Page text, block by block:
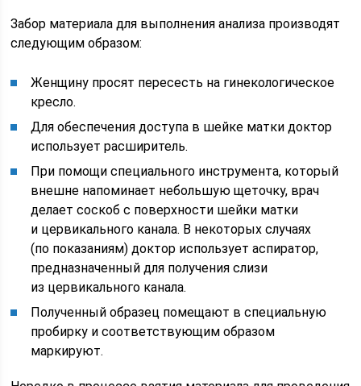
Забор материала для выполнения анализа производят
следующим образом:
Женщину просят пересесть на гинекологическое
кресло.
Для обеспечения доступа в шейке матки доктор
использует расширитель.
При помощи специального инструмента, который
внешне напоминает небольшую щеточку, врач
делает соскоб с поверхности шейки матки
и цервикального канала. В некоторых случаях
(по показаниям) доктор использует аспиратор,
предназначенный для получения слизи
из цервикального канала.
Полученный образец помещают в специальную
пробирку и соответствующим образом
маркируют.